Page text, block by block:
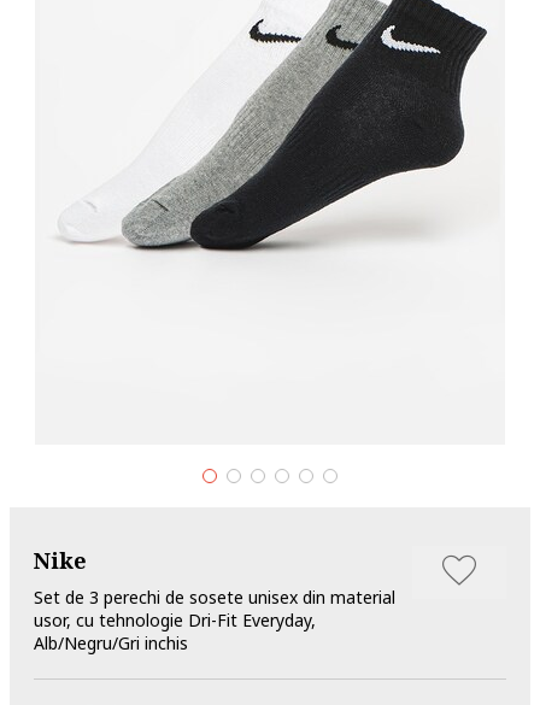
Nike
Set de 3 perechi de sosete unisex din material
usor, cu tehnologie Dri-Fit Everyday,
Alb/Negru/Gri inchis